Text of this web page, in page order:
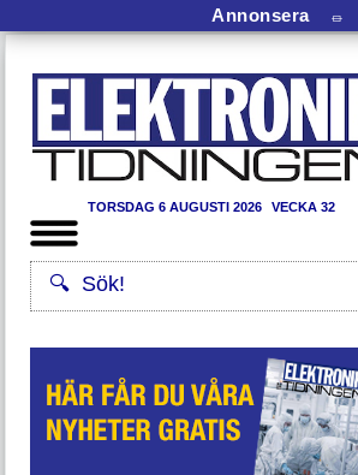
Annonsera ⏛
TORSDAG 6 AUGUSTI 2026 VECKA 32